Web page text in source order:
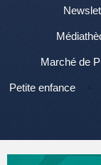
Marché de
Petite enfance